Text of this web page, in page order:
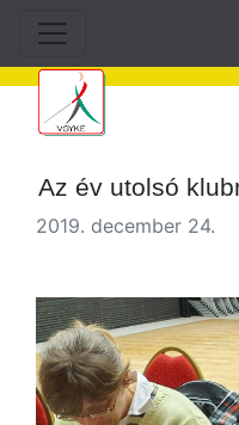
Az év utolsó
2019. december 24.